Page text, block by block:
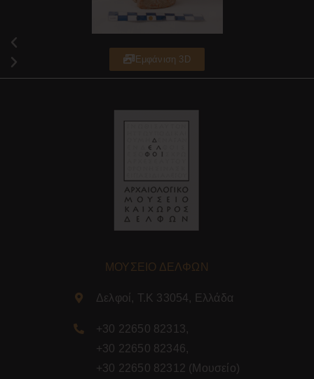
Εμφάνιση 3D
ΜΟΥΣΕΙΟ ΔΕΛΦΩΝ
Δελφοί, Τ.Κ 33054, Ελλάδα
+30 22650 82313,
+30 22650 82346,
+30 22650 82312 (Μουσείο)